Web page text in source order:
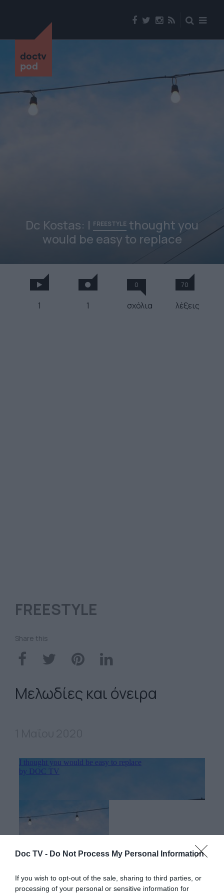
Doc TV - Do Not Process My Personal Information
If you wish to opt-out of the sale, sharing to third parties, or
processing of your personal or sensitive information for
doctv
pod
Dc Kostas: I FREESTYLE thought you
would be easy to replace
1 1
0
σχόλια
70
λέξεις
FREESTYLE
Share this
Μελωδίες και όνειρα